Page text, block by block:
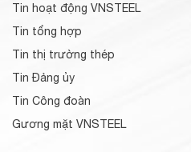
Tin hoạt động VNSTEEL
Tin tổng hợp
Tin thị trường thép
Tin Đảng ủy
Tin Công đoàn
Gương mặt VNSTEEL